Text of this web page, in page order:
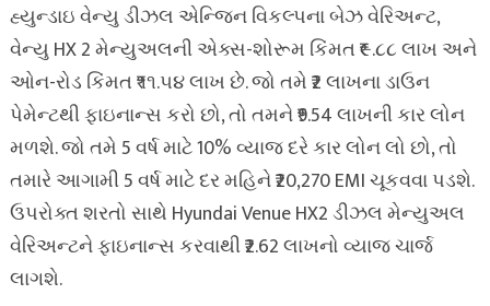
હ્યુન્ડાઇ વેન્યુ ડીઝલ એન્જિન વિકલ્પના બેઝ વેરિઅન્ટ,
વેન્યુ HX 2 મેન્યુઅલની એક્સ-શોરૂમ કિંમત ₹૯.૮૮ લાખ અને
ઓન-રોડ કિંમત ₹૧૧.૫૪ લાખ છે. જો તમે ₹2 લાખના ડાઉન
પેમેન્ટથી ફાઇનાન્સ કરો છો, તો તમને ₹9.54 લાખની કાર લોન
મળશે. જો તમે 5 વર્ષ માટે 10% વ્યાજ દરે કાર લોન લો છો, તો
તમારે આગામી 5 વર્ષ માટે દર મહિને ₹20,270 EMI ચૂકવવા પડશે.
ઉપરોક્ત શરતો સાથે Hyundai Venue HX2 ડીઝલ મેન્યુઅલ
વેરિઅન્ટને ફાઇનાન્સ કરવાથી ₹2.62 લાખનો વ્યાજ ચાર્જ
લાગશે.